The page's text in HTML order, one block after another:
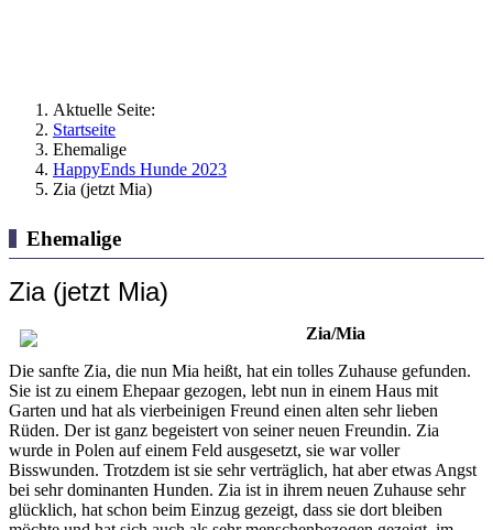
Aktuelle Seite:
Startseite
Ehemalige
HappyEnds Hunde 2023
Zia (jetzt Mia)
Ehemalige
Zia (jetzt Mia)
Zia/Mia
Die sanfte Zia, die nun Mia heißt, hat ein tolles Zuhause gefunden.
Sie ist zu einem Ehepaar gezogen, lebt nun in einem Haus mit
Garten und hat als vierbeinigen Freund einen alten sehr lieben
Rüden. Der ist ganz begeistert von seiner neuen Freundin. Zia
wurde in Polen auf einem Feld ausgesetzt, sie war voller
Bisswunden. Trotzdem ist sie sehr verträglich, hat aber etwas Angst
bei sehr dominanten Hunden. Zia ist in ihrem neuen Zuhause sehr
glücklich, hat schon beim Einzug gezeigt, dass sie dort bleiben